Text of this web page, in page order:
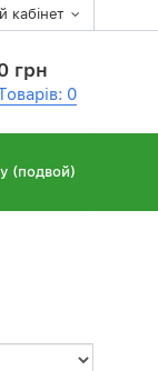
кабінет
грн
0
(подвой)